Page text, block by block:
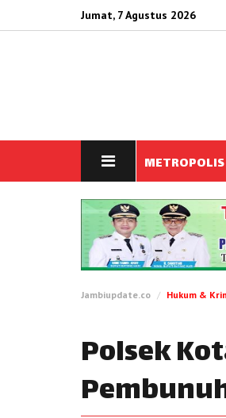
Jumat, 7 Agustus 2026
METROPOLIS
Jambiupdate.co Hukum &
Polsek